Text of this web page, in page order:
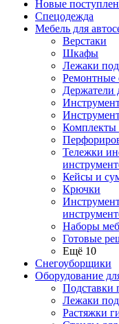
Новые
Спецодежда
Мебель для
Верстаки
Шкафы
Лежаки
Ремонтные
Держатели
Комплекты
Тележки
Кейсы и
Крючки
Наборы
Готовые
Ещё 10
Снегоуборщики
Оборудование
Подставки
Лежаки
Растяжки